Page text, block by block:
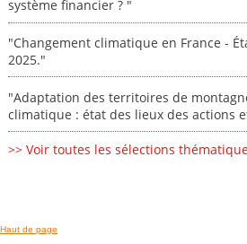
système financier ? "
"Changement climatique en France -
2025."
"Adaptation des territoires de
climatique : état des lieux des actions
>> Voir toutes les sélections
Haut de page